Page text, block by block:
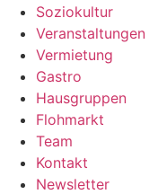
Soziokultur
Veranstaltungen
Vermietung
Gastro
Hausgruppen
Flohmarkt
Team
Kontakt
Newsletter